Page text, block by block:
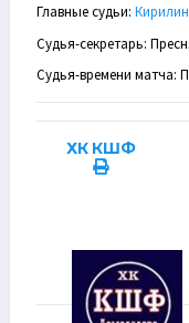
Главные судьи:
Судья-секретарь:
Судья-времени матча:
ХК КШФ